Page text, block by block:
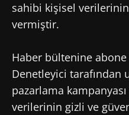
sahibi kişisel
vermiştir.
Haber bültenine abone
Denetleyici tarafından
pazarlama
verilerinin gizli ve